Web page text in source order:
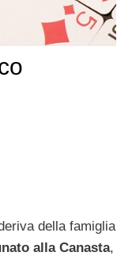
della famiglia
alla Canasta,